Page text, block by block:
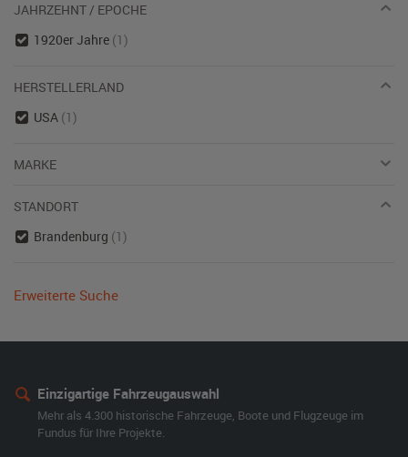
JAHRZEHNT / EPOCHE
1920er Jahre (1)
HERSTELLERLAND
USA (1)
MARKE
STANDORT
Brandenburg (1)
Erweiterte Suche
Einzigartige Fahrzeugauswahl
Mehr als 4.300 historische Fahrzeuge, Boote und Flugzeuge im
Fundus für Ihre Projekte.